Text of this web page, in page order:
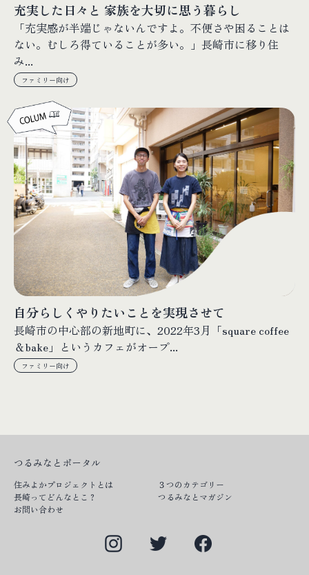
充実した日々と 家族を大切に思う暮らし
「充実感が半端じゃないんですよ。不便さや困ることは
ない。むしろ得ていることが多い。」長崎市に移り住
み...
ファミリー向け
自分らしくやりたいことを実現させて
長崎市の中心部の新地町に、2022年3月「square coffee
＆bake」というカフェがオープ...
ファミリー向け
つるみなとポータル
住みよかプロジェクトとは
３つのカテゴリー
長崎ってどんなとこ？
つるみなとマガジン
お問い合わせ